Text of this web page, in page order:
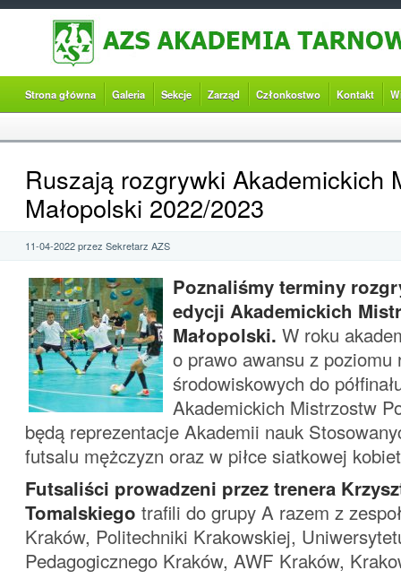
Strona główna Galeria Sekcje Zarząd Członkostwo Kontakt
Ruszają rozgrywki Akademickich
Małopolski 2022/2023
11-04-2022 przez Sekretarz AZS
Poznaliśmy terminy
edycji Akademickich
Małopolski. W roku
o prawo awansu z poziomu
środowiskowych do
Akademickich Mistrzostw
będą reprezentacje Akademii nauk
futsalu mężczyzn oraz w piłce siatkowej
Futsaliści prowadzeni przez trenera
Tomalskiego trafili do grupy A razem z
Kraków, Politechniki Krakowskiej,
Pedagogicznego Kraków, AWF Kraków,